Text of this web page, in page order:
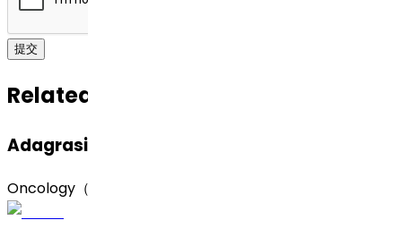
提交
Related APIs
Adagrasib（阿达格拉西布）
Oncology（肿瘤）